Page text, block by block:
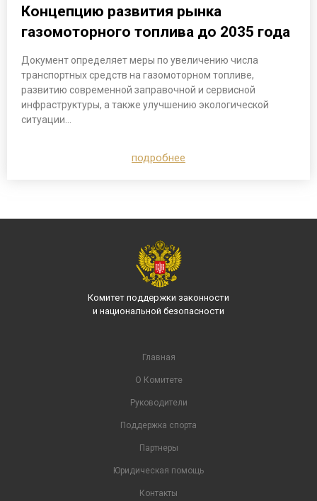
Концепцию развития рынка
газомоторного топлива до 2035 года
Документ определяет меры по увеличению числа
транспортных средств на газомоторном топливе,
развитию современной заправочной и сервисной
инфраструктуры, а также улучшению экологической
ситуации…
подробнее
Комитет поддержки законности
и национальной безопасности
Главная
О Комитете
Руководители
Поддержка спорта
Партнеры
Юридическая помощь
Контакты